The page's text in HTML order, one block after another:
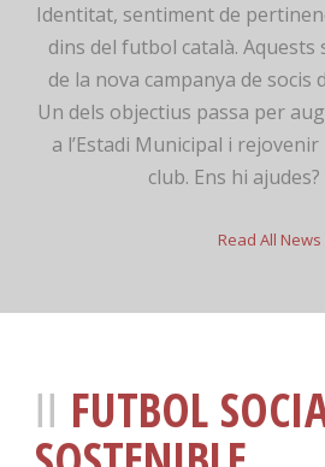
Identitat, sentiment de
dins del futbol català.
de la nova campanya de socis
Un dels objectius passa per
a l’Estadi Municipal i
club. Ens hi
Read All News
FUTBOL